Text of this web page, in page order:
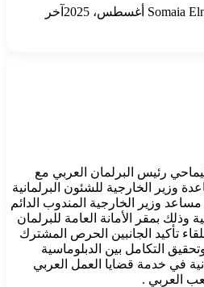
Somaia
آخر
رئيس البرلمان العربي مع
وزير الخارجية للشئون البرلمانية
وزير الخارجية المندوب الدائم
بمقر الأمانة العامة للبرلمان
تأكيد الجانبين الحرص المشترك
التكامل بين الدبلوماسية
في خدمة قضايا العمل العربي
العربي .